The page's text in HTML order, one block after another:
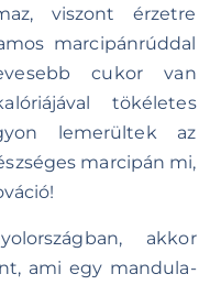
viszont érzetre
marcipánrúddal
cukor van
tökéletes
lemerültek az
marcipán mi,
akkor
ami egy mandula-